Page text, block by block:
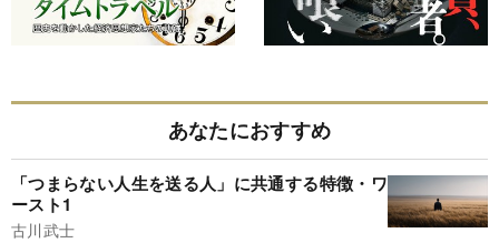
あなたにおすすめ
「つまらない人生を送る人」に共通する特徴・ワ
ースト1
古川武士